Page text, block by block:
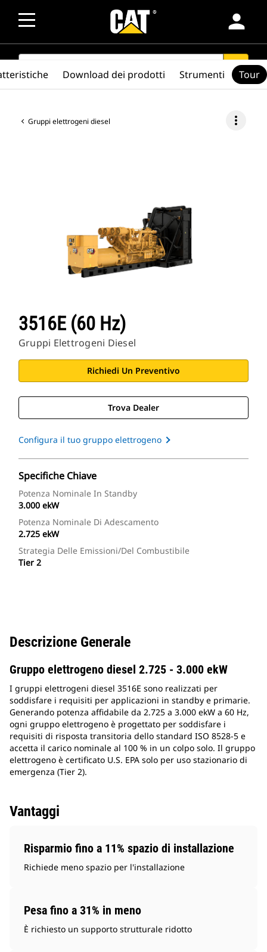
person
SEARCH search
Gruppi elettrogeni diesel more_vert
3516E (60 Hz)
Gruppi Elettrogeni Diesel
Richiedi Un Preventivo
Trova Dealer
Configura il tuo gruppo elettrogeno
Specifiche Chiave
Potenza Nominale In Standby
3.000 ekW
Potenza Nominale Di Adescamento
2.725 ekW
Strategia Delle Emissioni/del Combustibile
Tier 2
Download dei prodotti Strumenti Tour
Descrizione Generale
Gruppo elettrogeno diesel 2.725 - 3.000 ekW
I gruppi elettrogeni diesel 3516E sono realizzati per
soddisfare i requisiti per applicazioni in standby e primarie.
Generando potenza affidabile da 2.725 a 3.000 ekW a 60 Hz,
ogni gruppo elettrogeno è progettato per soddisfare i
requisiti di risposta transitoria dello standard ISO 8528-5 e
accetta il carico nominale al 100 % in un colpo solo. Il gruppo
elettrogeno è certificato U.S. EPA solo per uso stazionario di
emergenza (Tier 2).
Vantaggi
Risparmio fino a 11% spazio di installazione
Richiede meno spazio per l'installazione
Pesa fino a 31% in meno
È richiesto un supporto strutturale ridotto